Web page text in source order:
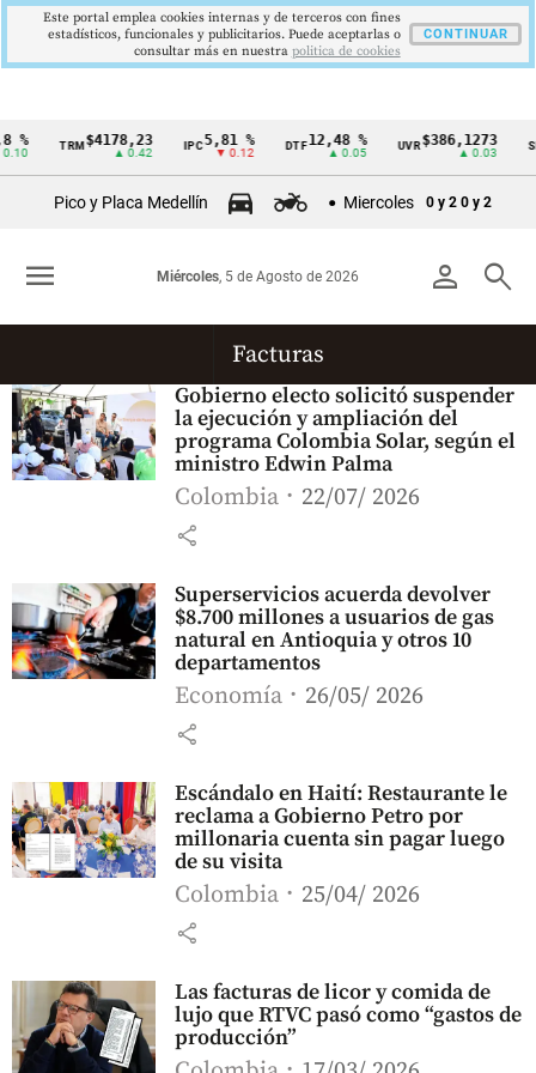
Cintillo
Colombia
% TRM$4178,23
▲ 0.42
IPC5,81 %
▼ 0.12
DTF12,48 %
▲ 0.05
UVR$386,1273
▲ 0.03
Pico y Placa Medellín Miercoles 0 y 2 0 y 2
person search
Miércoles, 5 de Agosto de 2026
menu
Facturas
Gobierno electo solicitó suspender
la ejecución y ampliación del
programa Colombia Solar, según el
ministro Edwin Palma
Colombia 22/07/ 2026
share
Superservicios acuerda devolver
$8.700 millones a usuarios de gas
natural en Antioquia y otros 10
departamentos
Economía 26/05/ 2026
share
Escándalo en Haití: Restaurante le
reclama a Gobierno Petro por
millonaria cuenta sin pagar luego
de su visita
Colombia 25/04/ 2026
share
Las facturas de licor y comida de
lujo que RTVC pasó como “gastos de
producción”
Este portal emplea cookies internas y de terceros con fines
estadísticos, funcionales y publicitarios. Puede aceptarlas o
consultar más en nuestra politica de cookies
CONTINUAR